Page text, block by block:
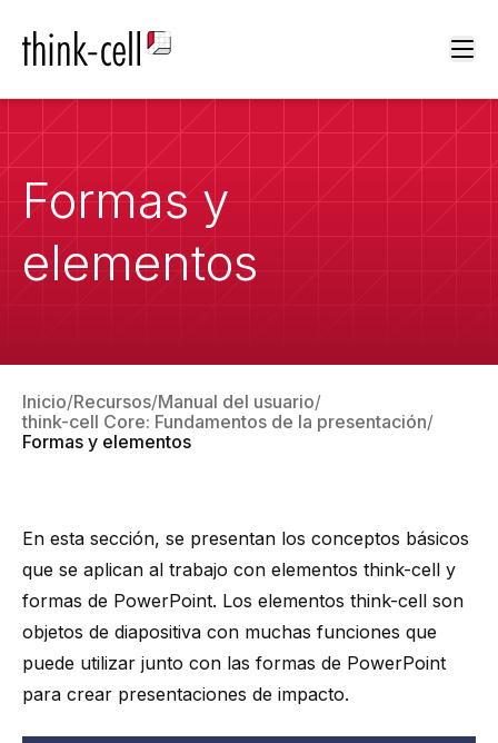
Formas y
elementos
Inicio Recursos Manual del usuario
think-cell Core: Fundamentos de la presentación
Formas y elementos
En esta sección, se presentan los conceptos básicos
que se aplican al trabajo con elementos think-cell y
formas de PowerPoint. Los elementos think-cell son
objetos de diapositiva con muchas funciones que
puede utilizar junto con las formas de PowerPoint
para crear presentaciones de impacto.